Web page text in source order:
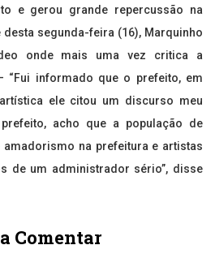
e gerou grande repercussão na
segunda-feira (16), Marquinho
onde mais uma vez critica a
“Fui informado que o prefeito, em
ele citou um discurso meu
acho que a população de
amadorismo na prefeitura e artistas
de um administrador sério”, disse
Comentar